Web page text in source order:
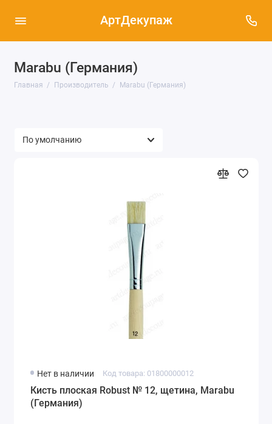
АртДекупаж
Marabu (Германия)
Главная Производитель Marabu (Германия)
Нет в наличии Код товара: 01800000012
Кисть плоская Robust № 12, щетина, Marabu
(Германия)